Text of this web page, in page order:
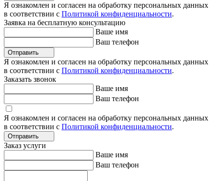
Я ознакомлен и согласен на обработку персональных данных
в соответствии с Политикой конфиденциальности.
Заявка на бесплатную консультацию
Ваше имя
Ваш телефон
Отправить
Я ознакомлен и согласен на обработку персональных данных
в соответствии с Политикой конфиденциальности.
Заказать звонок
Ваше имя
Ваш телефон
Я ознакомлен и согласен на обработку персональных данных
в соответствии с Политикой конфиденциальности.
Отправить
Заказ услуги
Ваше имя
Ваш телефон